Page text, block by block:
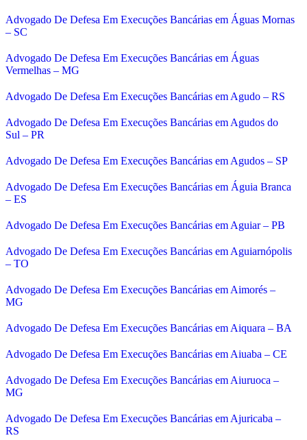
Advogado De Defesa Em Execuções Bancárias em Águas Mornas
– SC
Advogado De Defesa Em Execuções Bancárias em Águas
Vermelhas – MG
Advogado De Defesa Em Execuções Bancárias em Agudo – RS
Advogado De Defesa Em Execuções Bancárias em Agudos do
Sul – PR
Advogado De Defesa Em Execuções Bancárias em Agudos – SP
Advogado De Defesa Em Execuções Bancárias em Águia Branca
– ES
Advogado De Defesa Em Execuções Bancárias em Aguiar – PB
Advogado De Defesa Em Execuções Bancárias em Aguiarnópolis
– TO
Advogado De Defesa Em Execuções Bancárias em Aimorés –
MG
Advogado De Defesa Em Execuções Bancárias em Aiquara – BA
Advogado De Defesa Em Execuções Bancárias em Aiuaba – CE
Advogado De Defesa Em Execuções Bancárias em Aiuruoca –
MG
Advogado De Defesa Em Execuções Bancárias em Ajuricaba –
RS